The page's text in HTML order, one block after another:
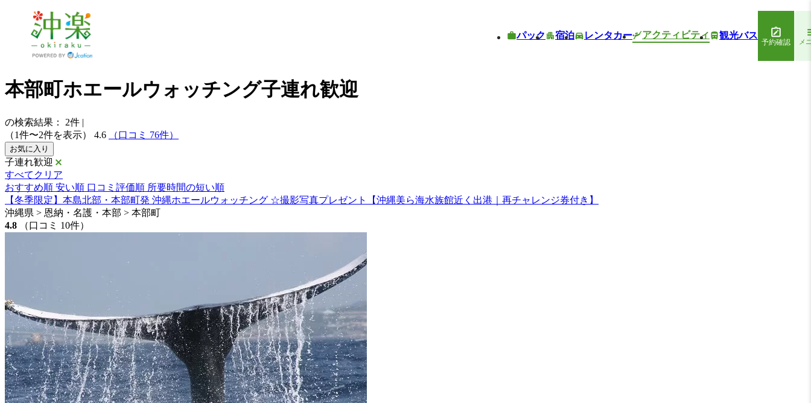
パック 宿泊 レンタカー アクティビティ 観光バス
予約確認 メ
本部町ホエールウォッチング子連れ歓迎
の検索結果： 2件 |
（1件〜2件を表示）
4.6 （口コミ 76件）
お気に入り
子連れ歓迎
すべてクリア
おすすめ順 安い順 口コミ評価順 所要時間の短い順
【冬季限定】本島北部・本部町発 沖縄ホエールウォッチング ☆撮影写真プレゼント【沖縄美ら海水族館近く出港｜再チャレンジ券付き】
沖縄県 > 恩納・名護・本部 > 本部町
4.8
（口コミ 10件）